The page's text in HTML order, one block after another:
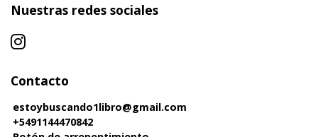
Nuestras redes sociales
Contacto
estoybuscando1libro@gmail.com
+5491144470842